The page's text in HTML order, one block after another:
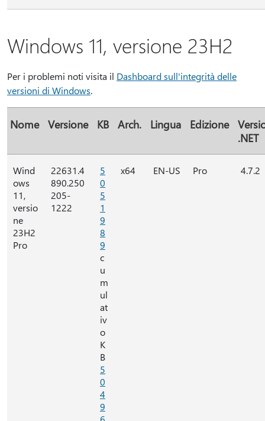
Windows 11, versione 23H2
Per i problemi noti visita il Dashboard sull'integrità delle
versioni di Windows.
Nome Versione KB Arch. Lingua Edizione
.NET
Wind
ows
11,
versio
ne
23H2
Pro
22631.4
890.250
205-
1222
5
0
5
1
9
8
9
c
u
m
ul
at
iv
o
K
B
5
0
4
9
x64 EN-US Pro 4.7.2